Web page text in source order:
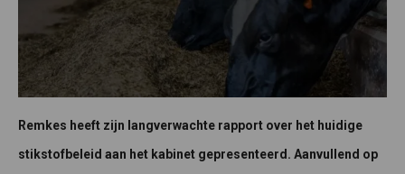
Remkes heeft zijn langverwachte rapport over het huidige
stikstofbeleid aan het kabinet gepresenteerd. Aanvullend op